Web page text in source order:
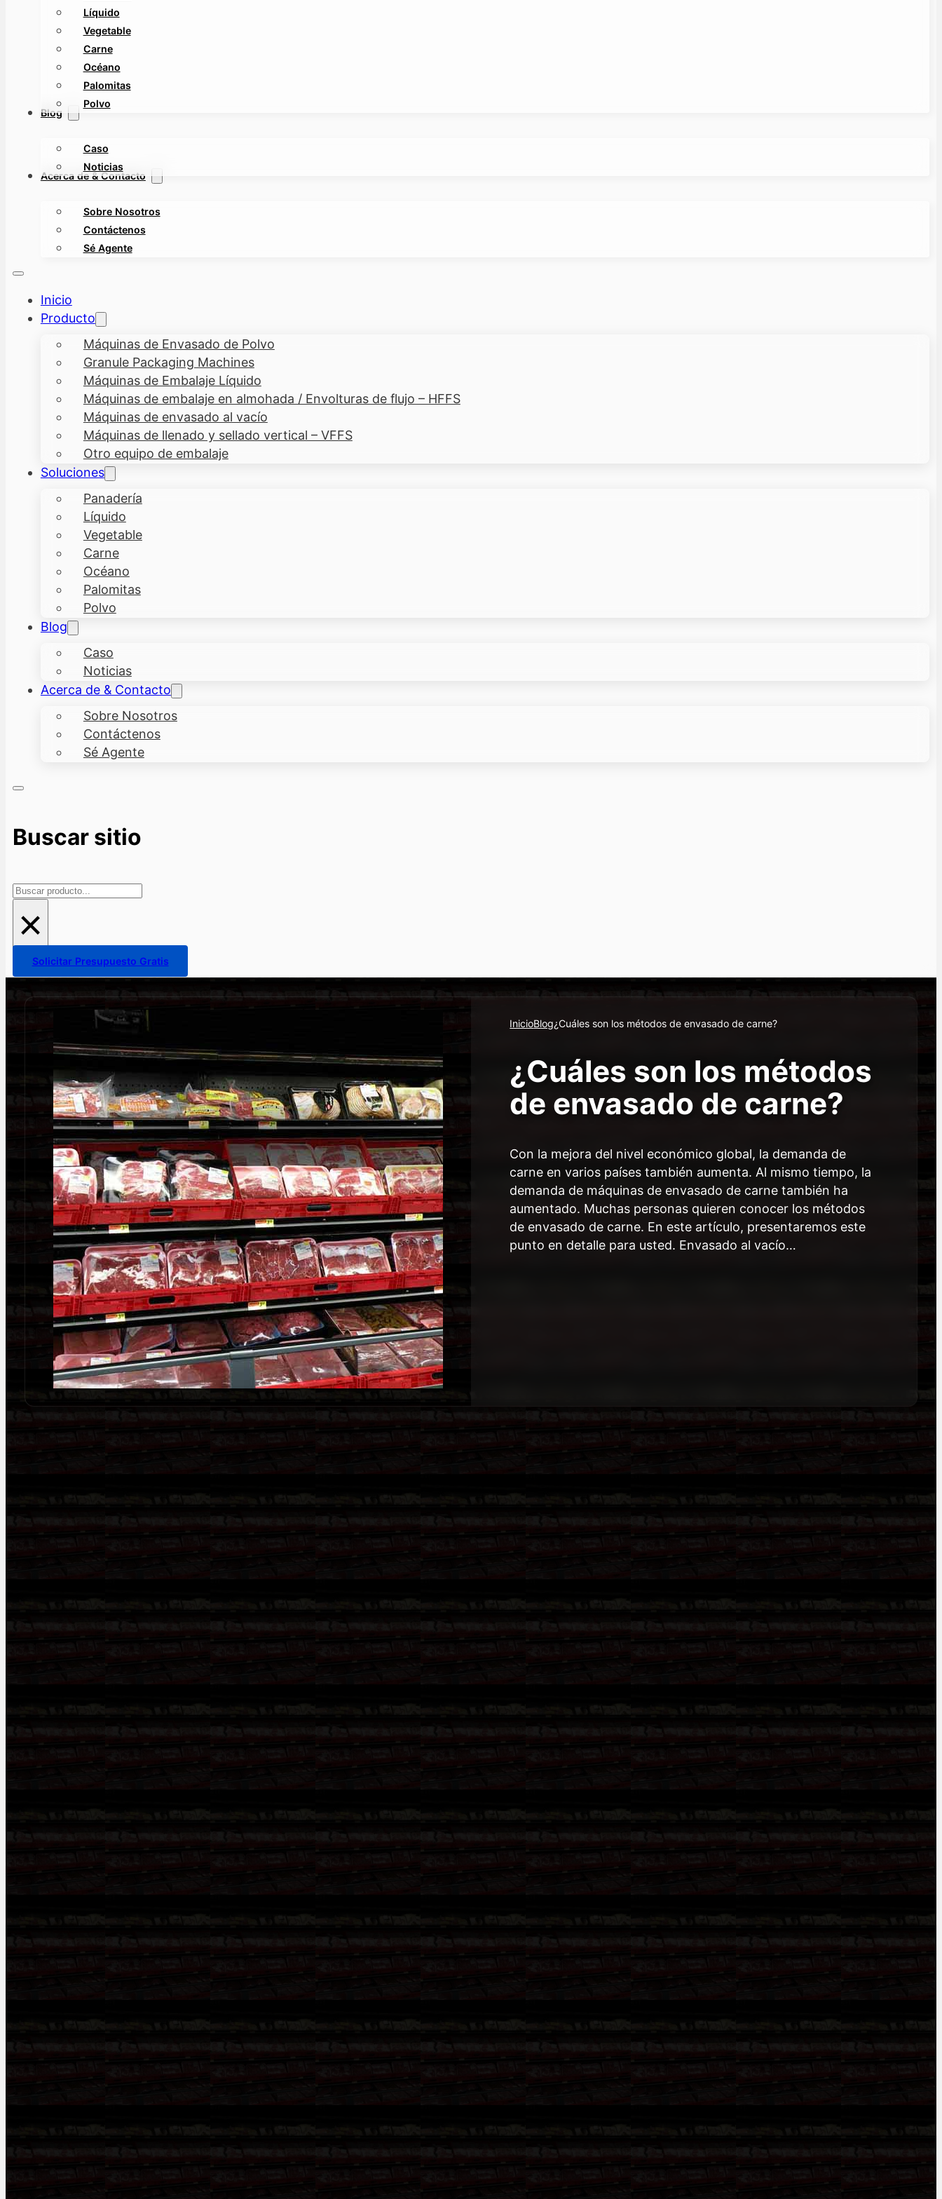
Líquido
Vegetable
Carne
Océano
Palomitas
Polvo
Blog
Caso
Noticias
Acerca de & Contacto
Sobre Nosotros
Contáctenos
Sé Agente
Inicio
Producto
Máquinas de Envasado de Polvo
Granule Packaging Machines
Máquinas de Embalaje Líquido
Máquinas de embalaje en almohada / Envolturas de flujo – HFFS
Máquinas de envasado al vacío
Máquinas de llenado y sellado vertical – VFFS
Otro equipo de embalaje
Soluciones
Panadería
Líquido
Vegetable
Carne
Océano
Palomitas
Polvo
Blog
Caso
Noticias
Acerca de & Contacto
Sobre Nosotros
Contáctenos
Sé Agente
Buscar sitio
Buscar
×
Solicitar Presupuesto Gratis
InicioBlog¿Cuáles son los métodos de envasado de carne?
¿Cuáles son los métodos
de envasado de carne?
Con la mejora del nivel económico global, la demanda de
carne en varios países también aumenta. Al mismo tiempo, la
demanda de máquinas de envasado de carne también ha
aumentado. Muchas personas quieren conocer los métodos
de envasado de carne. En este artículo, presentaremos este
punto en detalle para usted. Envasado al vacío…